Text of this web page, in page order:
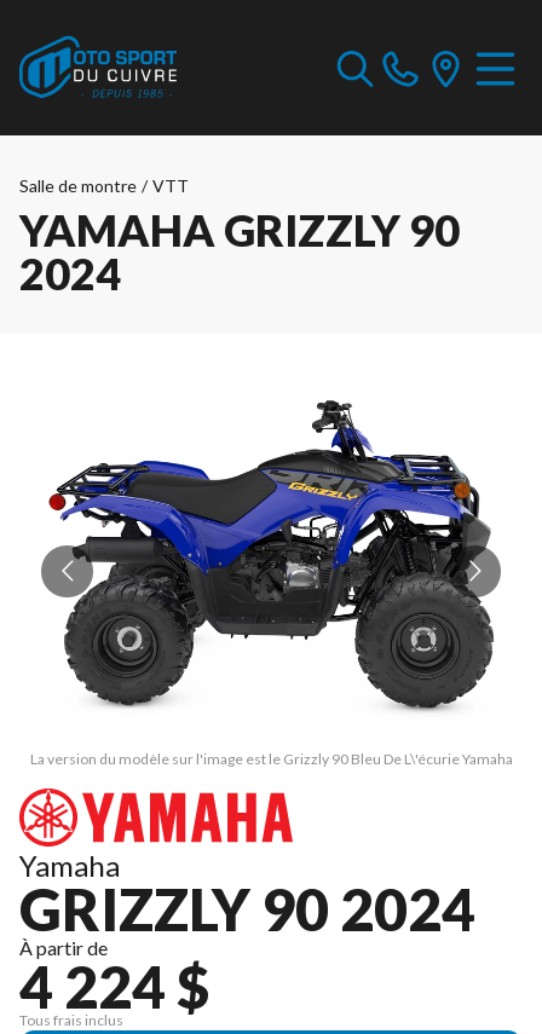
Salle de montre / VTT
YAMAHA GRIZZLY 90
2024
La version du modèle sur l'image est le Grizzly 90 Bleu De L\'écurie Yamaha
Yamaha
GRIZZLY 90 2024
À partir de
4 224 $
Tous frais inclus